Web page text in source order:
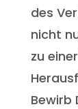
des
nicht
zu
Bewirb